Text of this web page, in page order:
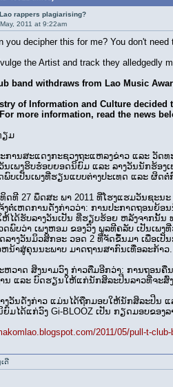
rappers plagiarising?
May, 2011 at 9:22am
you decipher this for me? You don't
the Artist and track they alledgedly
band withdraws from Lao Music
of Information and Culture
more information, read the news
ຽມ
ການ­ສະ­ແດງ​ກະ­ຊວງ​ຖະແຫລງ​ຂ່າວ ແລະ ວັດ­ທ
ນ​ເພງ​ຮິບຮ໋ອບ​ຍອດ​ນິ­ຍົມ ແລະ ລາ­ງວັນ​ນັກ​ຮ້ອ
ບ​ເປັນ​ເພງ​ທີ່​ຮຽນ​ແບບ​ຕ່າງ​ປະເທດ ແລະ ຜິດ​
ດ​ທີ 27 ພຶດ​ສະ ພາ 2011 ທີ່​ໂຮງ­ແຮມ​ວັນ​ຊະ
ງ​ຕໍ່​ເຫດ­ການ​ດັ່ງ­ກ່າວ​ວ່າ: ການ​ປະ­ກາດ​ຖອນ​ຍ້ອ
ໄດ້ຮັບ​ລາ­ງວັນ​ເປັນ​ ທີ່​ຮຽບ​ຮ້ອຍ ຫລັງ​ຈາກ​ນັ້ນ
ດ​ພົບ​ວ່າ ເພງ​ຫອມ ຂອງ​ວົງ ພູ​ລ​ທີ​ຄລັບ ເປັນ​ເພ
ລາ­ງວັນ​ມິວ​ສິກ​ອະ ​ວອດ 2 ທີ່​ຈັດຂຶ້ນ​ມາ ເພື່ອ​ເ
ນ້າ​ສູ່​ຄຸນນະ​ພາບ​ ມາດ­ຖານ​ສາ­ກົນ​ເທື່ອລະ​ກ້າວ.
ຫວາດ ສິງ​ນາມວົງ ກ່າວ​ຕື່ມ​ອີ​ກວ່າ: ການ​ຖອນ
ນ ແລະ ບົດ­ຮຽນ​ໃຫ້​ແກ່​ນັກ​ສິ­ລະປິນ​ລາວ​ທີ່​ຈະ​ສົ່
ງວັນ​ດັ່ງ­ກ່າວ ແມ່ນ​ໄດ້​ຖືກ​ມອບ​ໃຫ້​ນັກ​ສິ­ລະ​ປິນ
ມໄດ້­ແກ່​ວົງ Gi-BLOOZ ເປັນ ກຽດ​ມອບ​ຂອງ​
2011/05/pull-t-club-
ດີ